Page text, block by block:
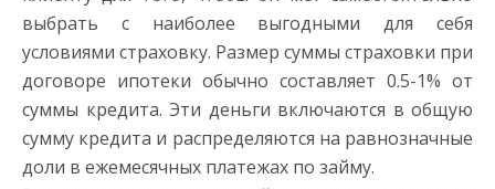
выбрать с наиболее выгодными для себя
условиями страховку. Размер суммы страховки при
договоре ипотеки обычно составляет 0.5-1% от
суммы кредита. Эти деньги включаются в общую
сумму кредита и распределяются на равнозначные
доли в ежемесячных платежах по займу.